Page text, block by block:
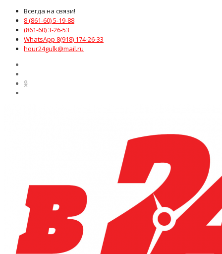
Всегда на связи!
8 (861-60) 5-19-88
(861-60) 3-26-53
WhatsApp 8(918) 174-26-33
hour24gulk@mail.ru